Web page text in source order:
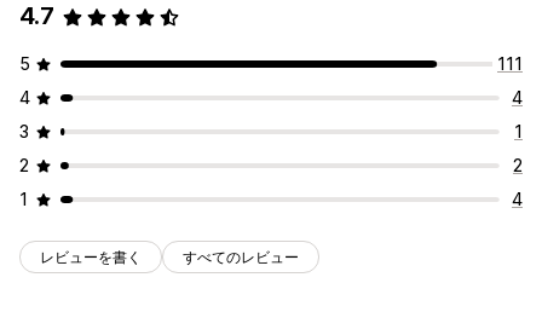
4.7
5
111
4
4
3
1
2
2
1
4
レビューを書く すべてのレビュー